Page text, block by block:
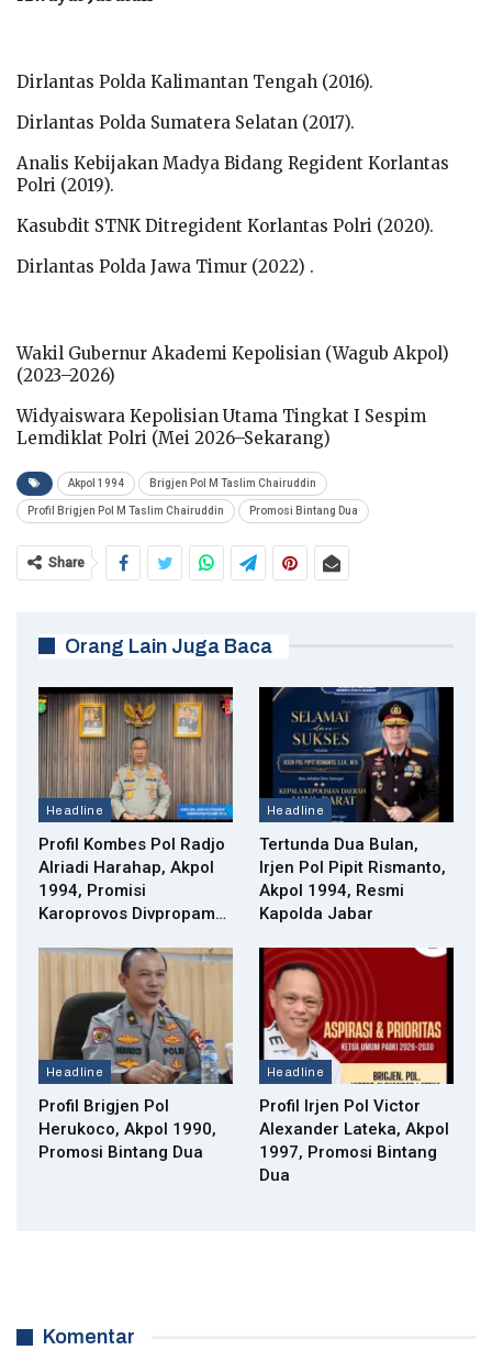
Dirlantas Polda Kalimantan Tengah (2016).
Dirlantas Polda Sumatera Selatan (2017).
Analis Kebijakan Madya Bidang Regident Korlantas
Polri (2019).
Kasubdit STNK Ditregident Korlantas Polri (2020).
Dirlantas Polda Jawa Timur (2022) .
Wakil Gubernur Akademi Kepolisian (Wagub Akpol)
(2023–2026)
Widyaiswara Kepolisian Utama Tingkat I Sespim
Lemdiklat Polri (Mei 2026–Sekarang)
Akpol 1994 Brigjen Pol M Taslim Chairuddin
Profil Brigjen Pol M Taslim Chairuddin Promosi Bintang Dua
Share
Orang Lain Juga Baca
Headline
Profil Kombes Pol Radjo
Alriadi Harahap, Akpol
1994, Promisi
Karoprovos Divpropam…
Headline
Tertunda Dua Bulan,
Irjen Pol Pipit Rismanto,
Akpol 1994, Resmi
Kapolda Jabar
Headline
Profil Brigjen Pol
Herukoco, Akpol 1990,
Promosi Bintang Dua
Headline
Profil Irjen Pol Victor
Alexander Lateka, Akpol
1997, Promosi Bintang
Dua
Komentar